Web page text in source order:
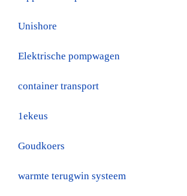
Unishore
Elektrische pompwagen
container transport
1ekeus
Goudkoers
warmte terugwin systeem